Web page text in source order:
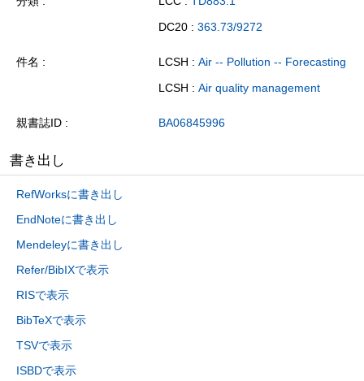
DC20 : 363.73/9272
件名 LCSH : Air -- Pollution -- Forecasting
LCSH : Air quality management
親書誌ID BA06845996
書き出し
RefWorksに書き出し
EndNoteに書き出し
Mendeleyに書き出し
Refer/BibIXで表示
RISで表示
BibTeXで表示
TSVで表示
ISBDで表示